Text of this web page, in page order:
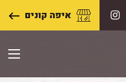
איפה קונים